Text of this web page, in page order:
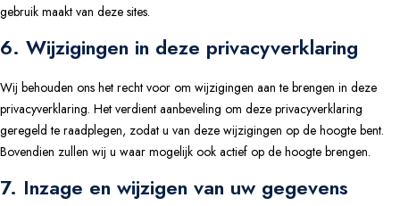
gebruik maakt van deze sites.
6. Wijzigingen in deze privacyverklaring
Wij behouden ons het recht voor om wijzigingen aan te brengen in deze
privacyverklaring. Het verdient aanbeveling om deze privacyverklaring
geregeld te raadplegen, zodat u van deze wijzigingen op de hoogte bent.
Bovendien zullen wij u waar mogelijk ook actief op de hoogte brengen.
7. Inzage en wijzigen van uw gegevens